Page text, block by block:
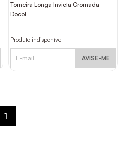
Torneira Longa Invicta Cromada
Docol
Produto indisponível
AVISE-ME
1